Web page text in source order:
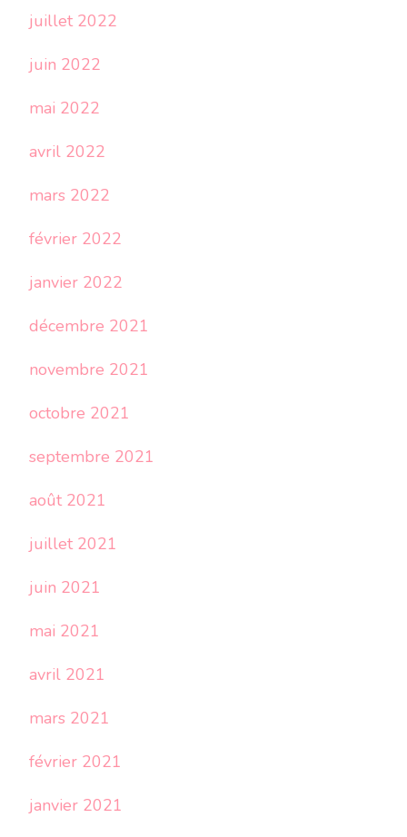
juillet 2022
juin 2022
mai 2022
avril 2022
mars 2022
février 2022
janvier 2022
décembre 2021
novembre 2021
octobre 2021
septembre 2021
août 2021
juillet 2021
juin 2021
mai 2021
avril 2021
mars 2021
février 2021
janvier 2021